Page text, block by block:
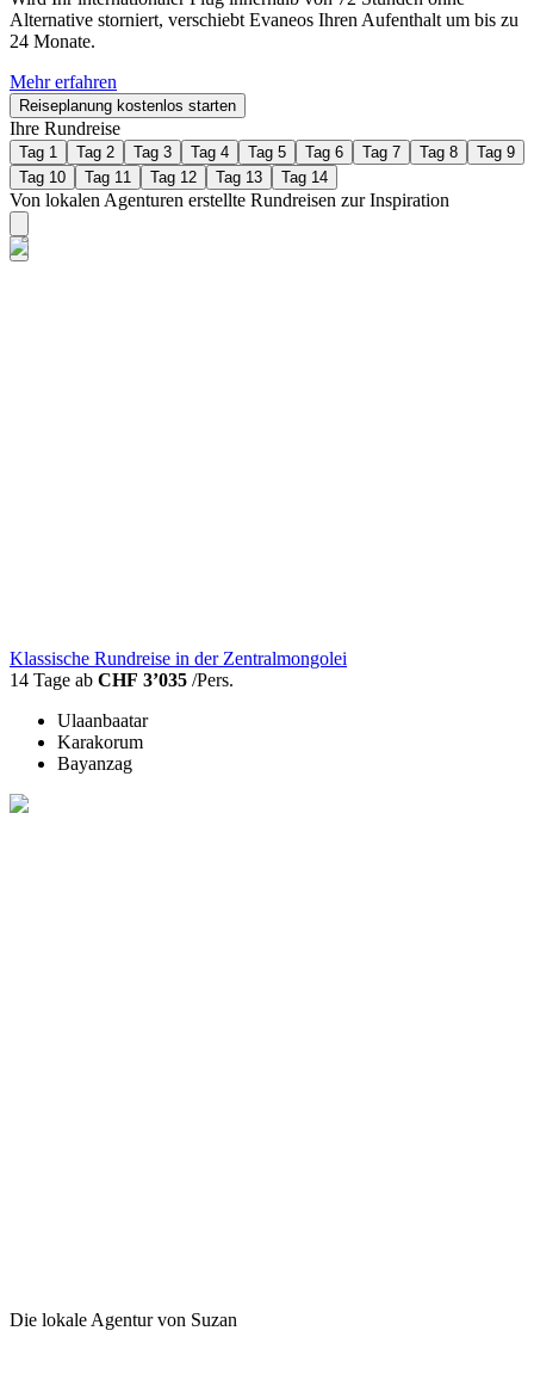
Alternative storniert, verschiebt Evaneos Ihren Aufenthalt um bis zu
24 Monate.
Mehr erfahren
Reiseplanung kostenlos starten
Ihre Rundreise
Tag 1 Tag 2 Tag 3 Tag 4 Tag 5 Tag 6 Tag 7 Tag 8
Tag 9
Tag 10
Tag 11 Tag 12 Tag 13 Tag 14
Von lokalen Agenturen erstellte Rundreisen zur Inspiration
Klassische Rundreise in der Zentralmongolei
14 Tage ab CHF 3’035 /Pers.
Ulaanbaatar
Karakorum
Bayanzag
Die lokale Agentur von Suzan